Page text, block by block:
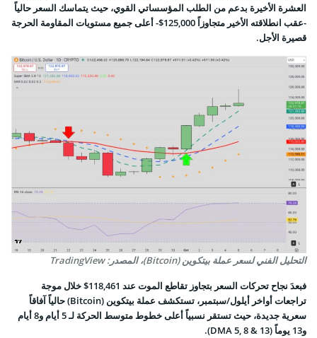
العشرة الأخيرة بدعم من الطلب المؤسساتي القوي، حيث يتماسك السعر حالياً
-عقب انطلاقته الأخير متجاوزاً 125,000$- أعلى جميع مستويات المقاومة الحرجة
قصيرة الأجل.
التحليل الفني لسعر عملة بيتكوين (Bitcoin)، المصدر: TradingView
فبعدَ نجاح تحركات السعر بتجاوز تقاطع الموت عند 118,461$ خلال موجة
تراجعات أواخر أيلول/سبتمبر، تستكشف عملة بيتكوين (Bitcoin) حالياً آفاقاً
سعرية جديدة، حيث تستقر نسبياً أعلى خطوط متوسط الحركة لـ 5 أيام و8 أيام
و13 يوماً (DMA 5, 8 & 13).